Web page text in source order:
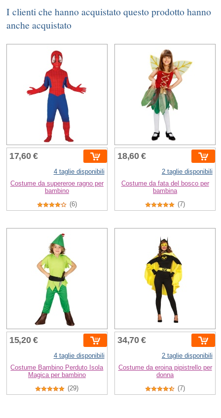
I clienti che hanno acquistato questo prodotto hanno
anche acquistato
17,60 €
4 taglie disponibili
Costume da supereroe ragno per
bambino
(6)
18,60 €
2 taglie disponibili
Costume da fata del bosco per
bambina
(7)
15,20 €
4 taglie disponibili
Costume Bambino Perduto Isola
Magica per bambino
(29)
34,70 €
2 taglie disponibili
Costume da eroina pipistrello per
donna
(7)